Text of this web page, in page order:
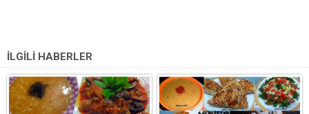
İLGİLİ HABERLER